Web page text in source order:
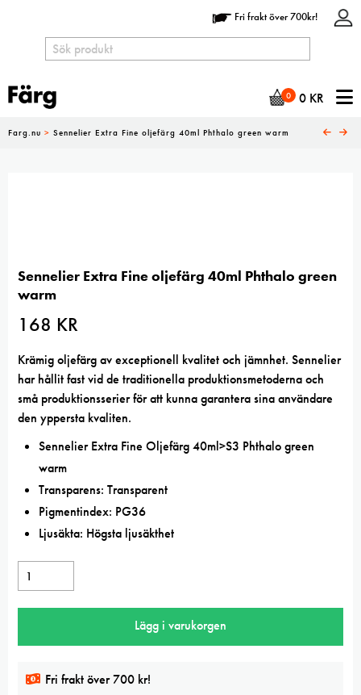
Fri frakt över 700kr!
0 0 KR
Farg.nu > Sennelier Extra Fine oljefärg 40ml Phthalo green warm
Sennelier Extra Fine oljefärg 40ml Phthalo green
warm
168 KR
Krämig oljefärg av exceptionell kvalitet och jämnhet. Sennelier
har hållit fast vid de traditionella produktionsmetoderna och
små produktionsserier för att kunna garantera sina användare
den yppersta kvaliten.
Sennelier Extra Fine Oljefärg 40ml>S3 Phthalo green
warm
Transparens: Transparent
Pigmentindex: PG36
Ljusäkta: Högsta ljusäkthet
Sennelier
Extra
Fine
40ml
green
Lägg i varukorgen
Fri frakt över 700 kr!